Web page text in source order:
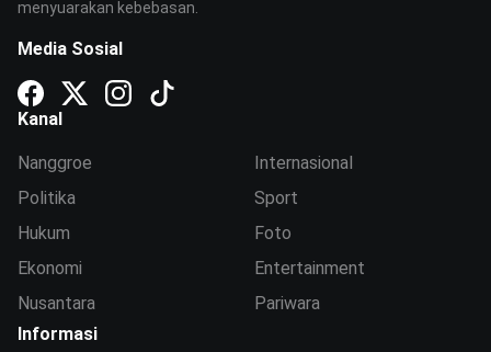
menyuarakan kebebasan.
Media Sosial
Kanal
Nanggroe
Politika
Hukum
Ekonomi
Nusantara
Internasional
Sport
Foto
Entertainment
Pariwara
Informasi